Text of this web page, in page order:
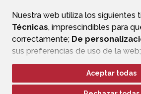
Nuestra web utiliza los siguientes
Técnicas, imprescindibles para
correctamente; De
sus preferencias de uso de la web;
mejorar el funcionamiento de la
Si acepta pulsando el botón
Aceptar todas